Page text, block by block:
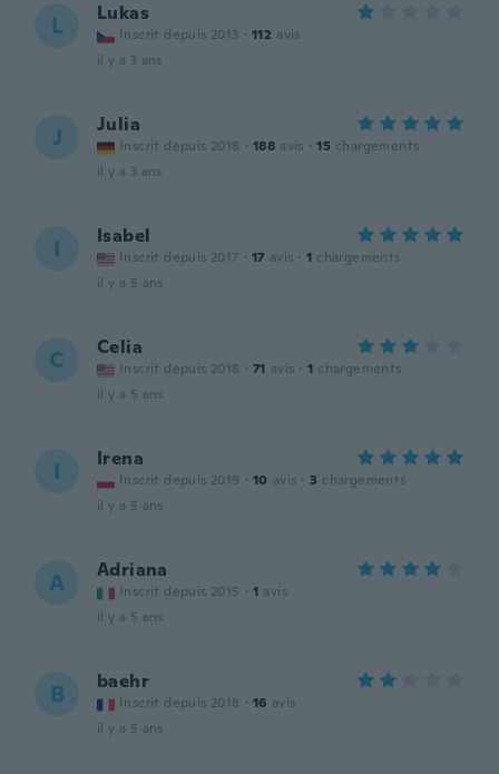
L Lukas
Inscrit depuis 2013 · 112 avis
il y a 3 ans
J Julia
Inscrit depuis 2018 · 188 avis · 15 chargements
il y a 3 ans
I Isabel
Inscrit depuis 2017 · 17 avis · 1 chargements
il y a 5 ans
C Celia
Inscrit depuis 2018 · 71 avis · 1 chargements
il y a 5 ans
I Irena
Inscrit depuis 2019 · 10 avis · 3 chargements
il y a 5 ans
A Adriana
Inscrit depuis 2015 · 1 avis
il y a 5 ans
B baehr
Inscrit depuis 2018 · 16 avis
il y a 5 ans